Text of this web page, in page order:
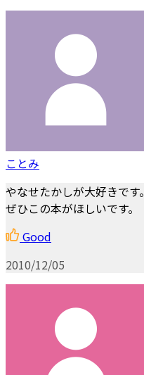
ことみ
やなせたかしが大好きです。
ぜひこの本がほしいです。
Good
2010/12/05